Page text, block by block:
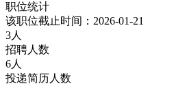
职位统计
该职位截止时间：2026-01-21
3人
招聘人数
6人
投递简历人数